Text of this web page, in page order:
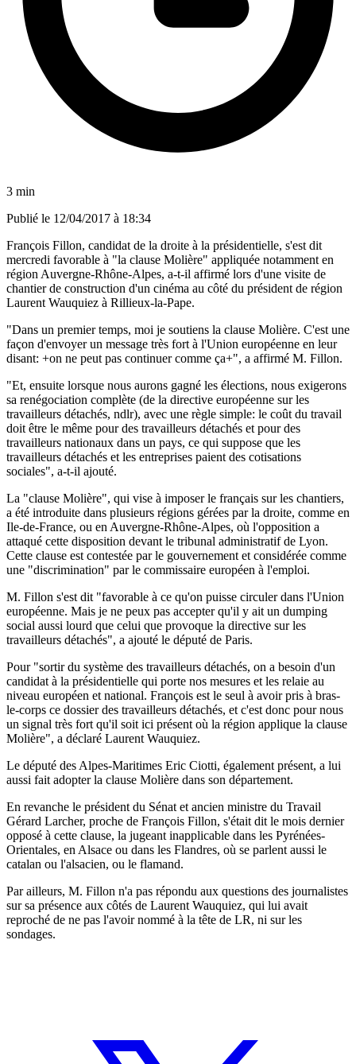
3 min
Publié le 12/04/2017 à 18:34
François Fillon, candidat de la droite à la présidentielle, s'est dit
mercredi favorable à "la clause Molière" appliquée notamment en
région Auvergne-Rhône-Alpes, a-t-il affirmé lors d'une visite de
chantier de construction d'un cinéma au côté du président de région
Laurent Wauquiez à Rillieux-la-Pape.
"Dans un premier temps, moi je soutiens la clause Molière. C'est une
façon d'envoyer un message très fort à l'Union européenne en leur
disant: +on ne peut pas continuer comme ça+", a affirmé M. Fillon.
"Et, ensuite lorsque nous aurons gagné les élections, nous exigerons
sa renégociation complète (de la directive européenne sur les
travailleurs détachés, ndlr), avec une règle simple: le coût du travail
doit être le même pour des travailleurs détachés et pour des
travailleurs nationaux dans un pays, ce qui suppose que les
travailleurs détachés et les entreprises paient des cotisations
sociales", a-t-il ajouté.
La "clause Molière", qui vise à imposer le français sur les chantiers,
a été introduite dans plusieurs régions gérées par la droite, comme en
Ile-de-France, ou en Auvergne-Rhône-Alpes, où l'opposition a
attaqué cette disposition devant le tribunal administratif de Lyon.
Cette clause est contestée par le gouvernement et considérée comme
une "discrimination" par le commissaire européen à l'emploi.
M. Fillon s'est dit "favorable à ce qu'on puisse circuler dans l'Union
européenne. Mais je ne peux pas accepter qu'il y ait un dumping
social aussi lourd que celui que provoque la directive sur les
travailleurs détachés", a ajouté le député de Paris.
Pour "sortir du système des travailleurs détachés, on a besoin d'un
candidat à la présidentielle qui porte nos mesures et les relaie au
niveau européen et national. François est le seul à avoir pris à bras-
le-corps ce dossier des travailleurs détachés, et c'est donc pour nous
un signal très fort qu'il soit ici présent où la région applique la clause
Molière", a déclaré Laurent Wauquiez.
Le député des Alpes-Maritimes Eric Ciotti, également présent, a lui
aussi fait adopter la clause Molière dans son département.
En revanche le président du Sénat et ancien ministre du Travail
Gérard Larcher, proche de François Fillon, s'était dit le mois dernier
opposé à cette clause, la jugeant inapplicable dans les Pyrénées-
Orientales, en Alsace ou dans les Flandres, où se parlent aussi le
catalan ou l'alsacien, ou le flamand.
Par ailleurs, M. Fillon n'a pas répondu aux questions des journalistes
sur sa présence aux côtés de Laurent Wauquiez, qui lui avait
reproché de ne pas l'avoir nommé à la tête de LR, ni sur les
sondages.